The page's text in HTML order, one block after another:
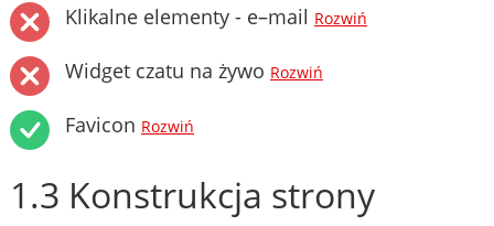
Klikalne elementy - e–mail Rozwiń
Widget czatu na żywo Rozwiń
Favicon Rozwiń
1.3 Konstrukcja strony